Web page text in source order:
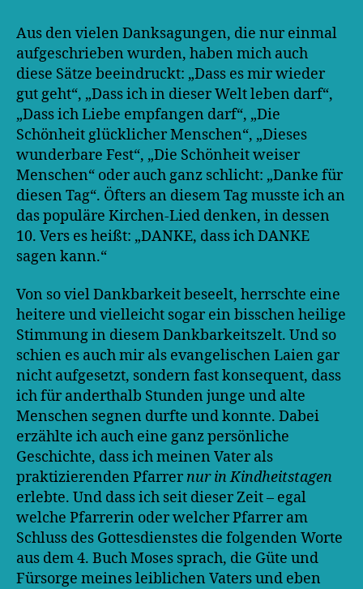
Aus den vielen Danksagungen, die nur einmal
aufgeschrieben wurden, haben mich auch
diese Sätze beeindruckt: „Dass es mir wieder
gut geht“, „Dass ich in dieser Welt leben darf“,
„Dass ich Liebe empfangen darf“, „Die
Schönheit glücklicher Menschen“, „Dieses
wunderbare Fest“, „Die Schönheit weiser
Menschen“ oder auch ganz schlicht: „Danke für
diesen Tag“. Öfters an diesem Tag musste ich an
das populäre Kirchen-Lied denken, in dessen
10. Vers es heißt: „DANKE, dass ich DANKE
sagen kann.“
Von so viel Dankbarkeit beseelt, herrschte eine
heitere und vielleicht sogar ein bisschen heilige
Stimmung in diesem Dankbarkeitszelt. Und so
schien es auch mir als evangelischen Laien gar
nicht aufgesetzt, sondern fast konsequent, dass
ich für anderthalb Stunden junge und alte
Menschen segnen durfte und konnte. Dabei
erzählte ich auch eine ganz persönliche
Geschichte, dass ich meinen Vater als
praktizierenden Pfarrer nur in Kindheitstagen
erlebte. Und dass ich seit dieser Zeit – egal
welche Pfarrerin oder welcher Pfarrer am
Schluss des Gottesdienstes die folgenden Worte
aus dem 4. Buch Moses sprach, die Güte und
Fürsorge meines leiblichen Vaters und eben